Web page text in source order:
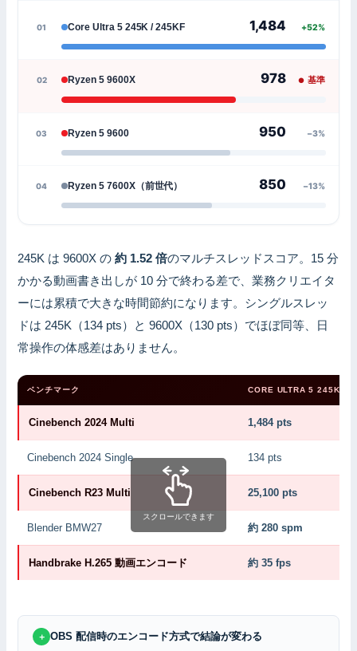
01 Core Ultra 5 245K / 245KF 1,484 +52%
02 Ryzen 5 9600X 978 基準
03 Ryzen 5 9600 950 −3%
04 Ryzen 5 7600X（前世代） 850 −13%
245K は 9600X の約 1.52 倍のマルチスレッドスコア。15 分
かかる動画書き出しが 10 分で終わる差で、業務クリエイタ
ーには累積で大きな時間節約になります。シングルスレッ
ドは 245K（134 pts）と 9600X（130 pts）でほぼ同等、日
常操作の体感差はありません。
ベンチマーク CORE ULTRA 5 245K
Cinebench 2024 Multi 1,484 pts
Cinebench 2024 Single 134 pts
Cinebench R23 Multi 25,100 pts
Blender BMW27 約 280 spm
Handbrake H.265 動画エンコード 約 35 fps
スクロールできます
＋ OBS 配信時のエンコード方式で結論が変わる